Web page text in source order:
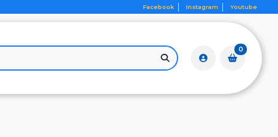
Facebook Instagram Youtube
0